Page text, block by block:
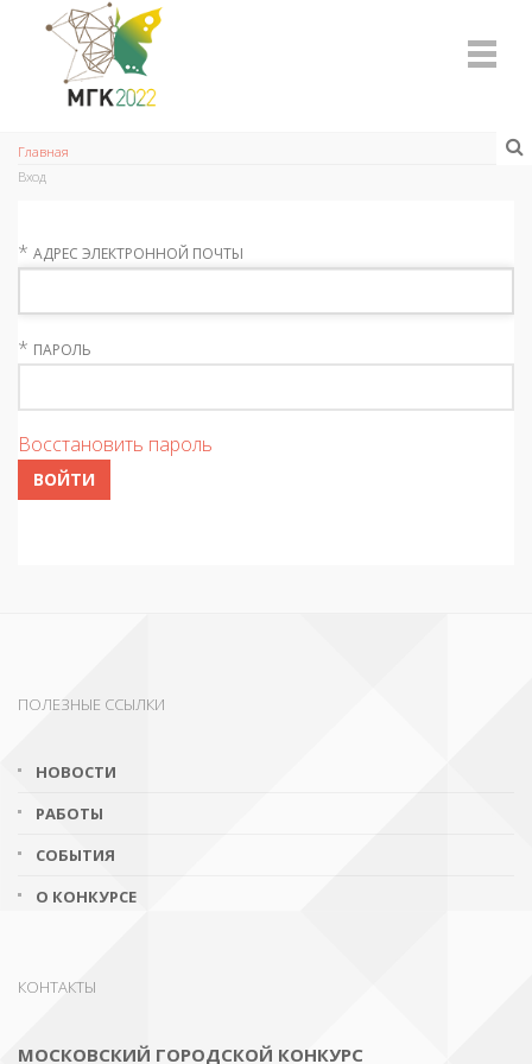
Главная
Вход
* АДРЕС ЭЛЕКТРОННОЙ ПОЧТЫ
* ПАРОЛЬ
Восстановить пароль
ВОЙТИ
ПОЛЕЗНЫЕ ССЫЛКИ
НОВОСТИ
РАБОТЫ
СОБЫТИЯ
О КОНКУРСЕ
КОНТАКТЫ
МОСКОВСКИЙ ГОРОДСКОЙ КОНКУРС